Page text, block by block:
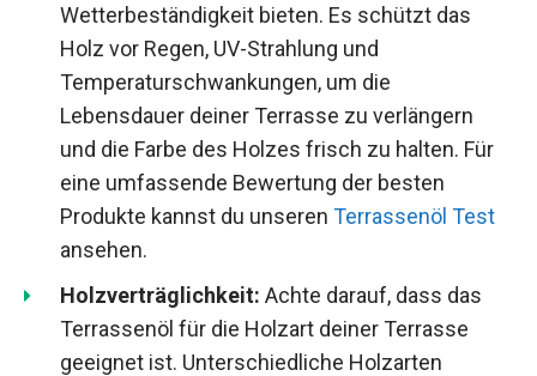
Wetterbeständigkeit bieten. Es schützt das
Holz vor Regen, UV-Strahlung und
Temperaturschwankungen, um die
Lebensdauer deiner Terrasse zu verlängern
und die Farbe des Holzes frisch zu halten. Für
eine umfassende Bewertung der besten
Produkte kannst du unseren Terrassenöl Test
ansehen.
Holzverträglichkeit: Achte darauf, dass das
Terrassenöl für die Holzart deiner Terrasse
geeignet ist. Unterschiedliche Holzarten